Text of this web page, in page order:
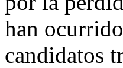
han
candidatos